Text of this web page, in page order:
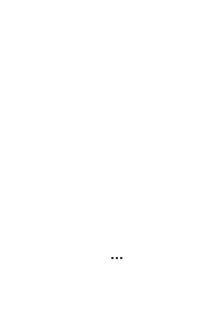
...